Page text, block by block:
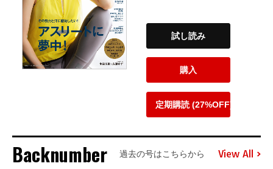
試し読み
購入
定期購読 (27%OFF)
Backnumber 過去の号はこちらから View All